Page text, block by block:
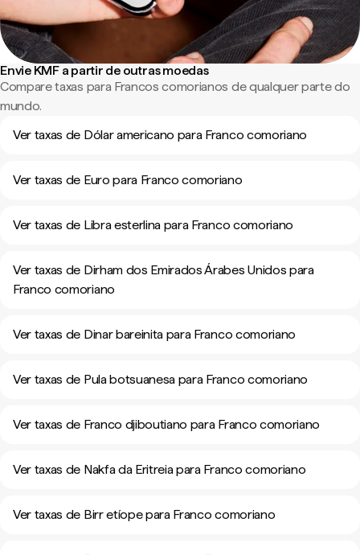
Envie KMF a partir de outras moedas
Compare taxas para Francos comorianos de qualquer parte do
mundo.
Ver taxas de Dólar americano para Franco comoriano
Ver taxas de Euro para Franco comoriano
Ver taxas de Libra esterlina para Franco comoriano
Ver taxas de Dirham dos Emirados Árabes Unidos para
Franco comoriano
Ver taxas de Dinar bareinita para Franco comoriano
Ver taxas de Pula botsuanesa para Franco comoriano
Ver taxas de Franco djiboutiano para Franco comoriano
Ver taxas de Nakfa da Eritreia para Franco comoriano
Ver taxas de Birr etíope para Franco comoriano